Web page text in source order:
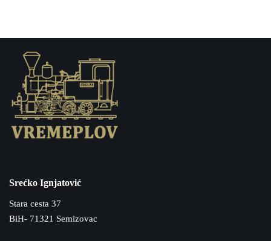
Srećko Ignjatović
Stara cesta 37
BiH- 71321 Semizovac